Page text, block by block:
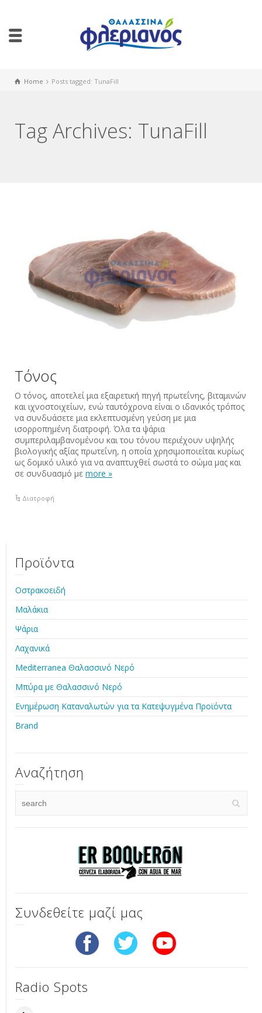
Home Posts tagged: TunaFill
Tag Archives: TunaFill
Τόνος
Ο τόνος, αποτελεί μια εξαιρετική πηγή πρωτεΐνης, βιταμινών
και ιχνοστοιχείων, ενώ ταυτόχρονα είναι ο ιδανικός τρόπος
να συνδυάσετε μια εκλεπτυσμένη γεύση με μια
ισορροπημένη διατροφή. Όλα τα ψάρια
συμπεριλαμβανομένου και του τόνου περιέχουν υψηλής
βιολογικής αξίας πρωτεΐνη, η οποία χρησιμοποιείται κυρίως
ως δομικό υλικό για να αναπτυχθεί σωστά το σώμα μας και
σε συνδυασμό με more »
Διατροφή
Προϊόντα
Οστρακοειδή
Μαλάκια
Ψάρια
Λαχανικά
Mediterranea Θαλασσινό Νερό
Μπύρα με Θαλασσινό Νερό
Ενημέρωση Καταναλωτών για τα Κατεψυγμένα Προϊόντα
Brand
Αναζήτηση
Συνδεθείτε μαζί μας
Radio Spots